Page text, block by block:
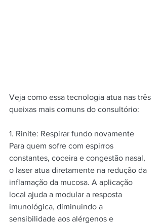
Veja como essa tecnologia atua nas três
queixas mais comuns do consultório:
1. Rinite: Respirar fundo novamente
Para quem sofre com espirros
constantes, coceira e congestão nasal,
o laser atua diretamente na redução da
inflamação da mucosa. A aplicação
local ajuda a modular a resposta
imunológica, diminuindo a
sensibilidade aos alérgenos e